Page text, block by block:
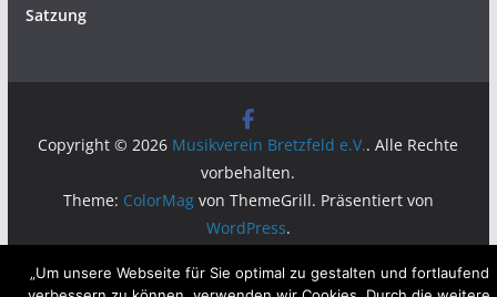
Satzung
Copyright © 2026 Musikverein Bretzfeld e.V.. Alle Rechte
vorbehalten.
Theme: ColorMagvon ThemeGrill. Präsentiert von
WordPress.
„Um unsere Webseite für Sie optimal zu gestalten und fortlaufend